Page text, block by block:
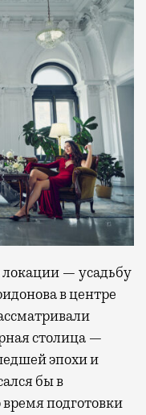
— усадьбу
в центре
столица —
эпохи и
бы в
подготовки